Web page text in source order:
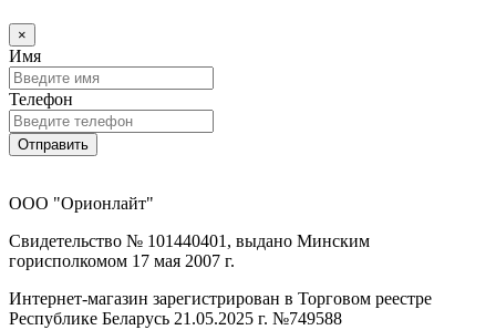
×
Имя
Телефон
Отправить
ООО "Орионлайт"
Свидетельство № 101440401, выдано Минским
горисполкомом 17 мая 2007 г.
Интернет-магазин зарегистрирован в Торговом реестре
Республике Беларусь 21.05.2025 г. №749588